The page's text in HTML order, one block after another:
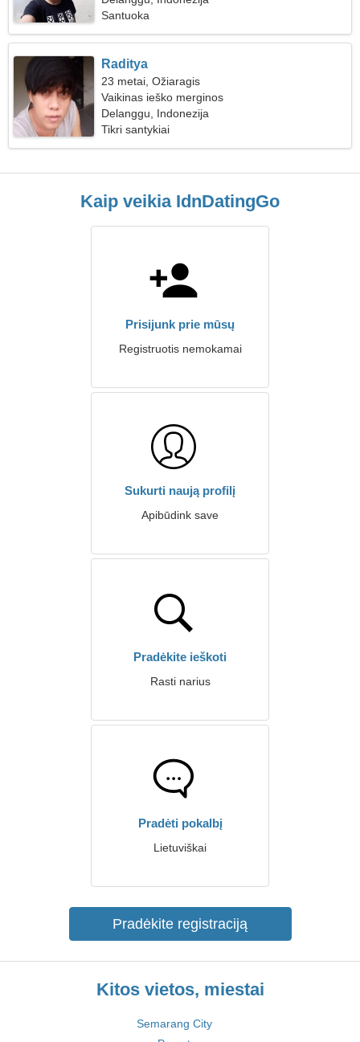
Santuoka
Raditya
23 metai, Ožiaragis
Vaikinas ieško merginos
Delanggu, Indonezija
Tikri santykiai
Kaip veikia IdnDatingGo
Prisijunk prie mūsų
Registruotis nemokamai
Sukurti naują profilį
Apibūdink save
Pradėkite ieškoti
Rasti narius
Pradėti pokalbį
Lietuviškai
Pradėkite registraciją
Kitos vietos, miestai
Semarang City